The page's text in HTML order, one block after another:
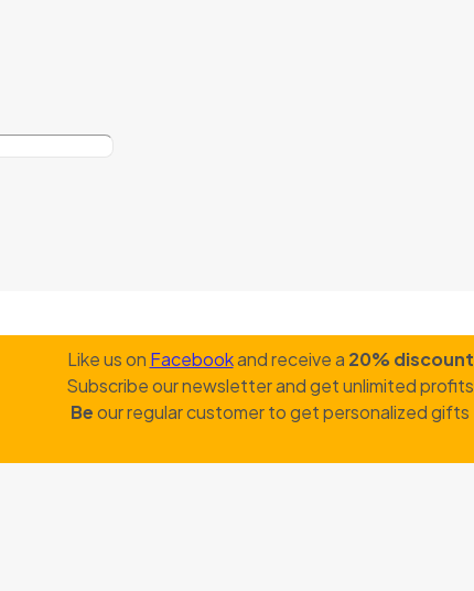
Like us on Facebookand receive a 20% discount
Subscribe our newsletter and get unlimited profits
Beour regular customer to get personalized gifts